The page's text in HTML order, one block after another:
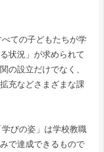
ての子どもたちが学
状況」が求められて
の設立だけでなく、
充などさまざまな課
びの姿」は学校教職
で達成できるもので